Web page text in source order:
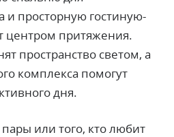
и просторную гостиную-
центром притяжения.
пространство светом, а
комплекса помогут
дня.
или того, кто любит